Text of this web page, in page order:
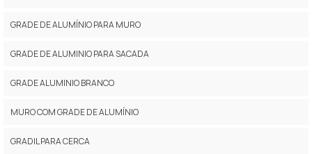
GRADE DE ALUMÍNIO PARA MURO
GRADE DE ALUMINIO PARA SACADA
GRADE ALUMINIO BRANCO
MURO COM GRADE DE ALUMÍNIO
GRADIL PARA CERCA